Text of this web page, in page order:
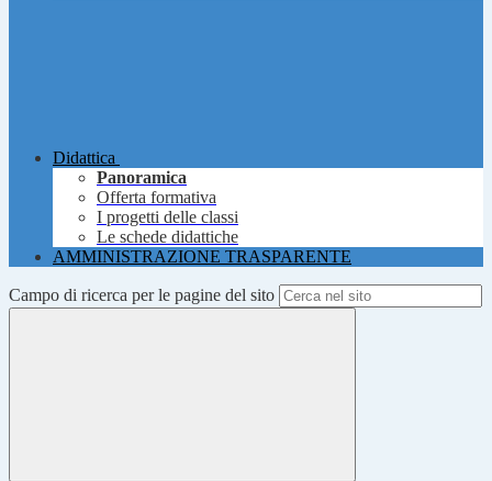
Didattica
Panoramica
Offerta formativa
I progetti delle classi
Le schede didattiche
AMMINISTRAZIONE TRASPARENTE
Campo di ricerca per le pagine del sito